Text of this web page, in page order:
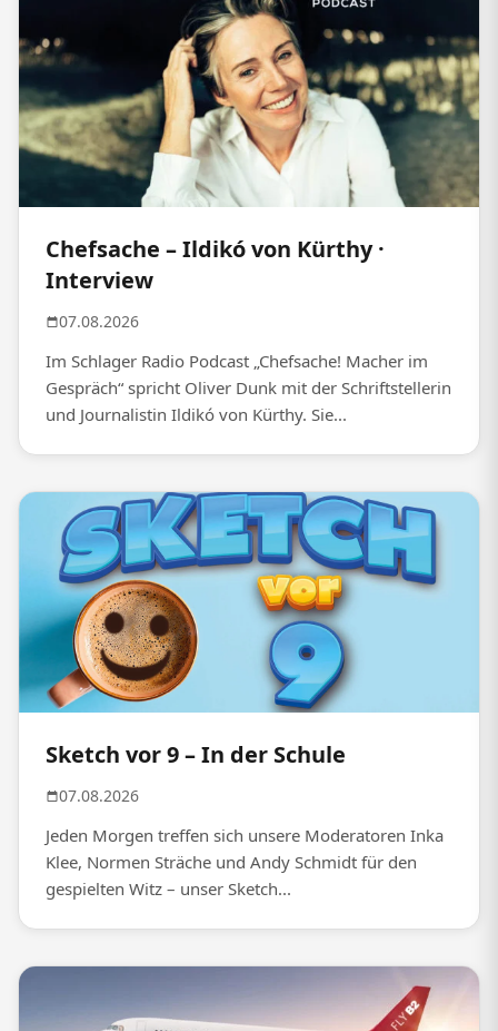
Chefsache – Ildikó von Kürthy ·
Interview
07.08.2026
Im Schlager Radio Podcast „Chefsache! Macher im
Gespräch“ spricht Oliver Dunk mit der Schriftstellerin
und Journalistin Ildikó von Kürthy. Sie...
Sketch vor 9 – In der Schule
07.08.2026
Jeden Morgen treffen sich unsere Moderatoren Inka
Klee, Normen Sträche und Andy Schmidt für den
gespielten Witz – unser Sketch...